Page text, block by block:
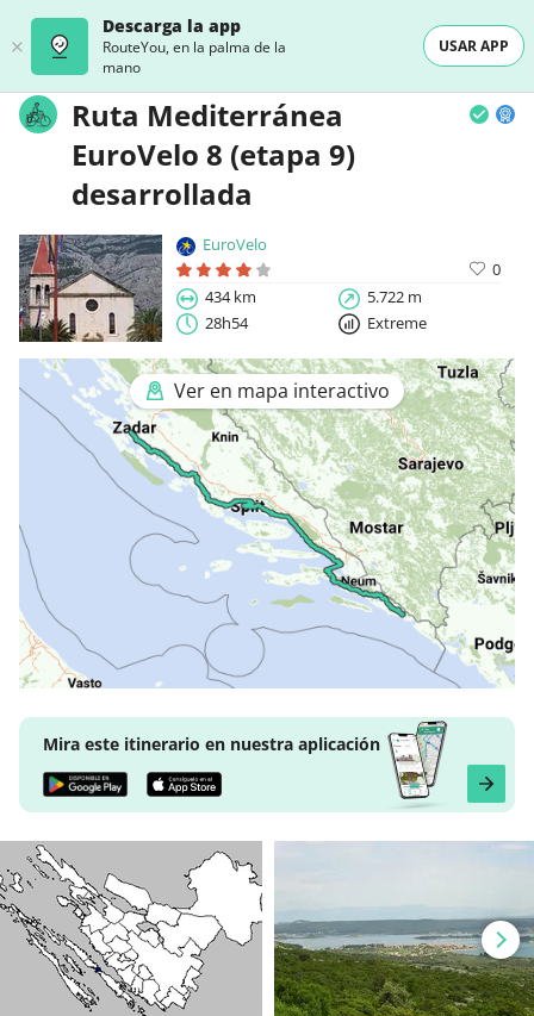
Descarga la app
RouteYou, en la palma de la
mano
USAR APP
Ruta Mediterránea
EuroVelo 8 (etapa 9)
desarrollada
EuroVelo
0
434 km
5.722 m
28h54
Extreme
Ver en mapa interactivo
Mira este itinerario en nuestra aplicación